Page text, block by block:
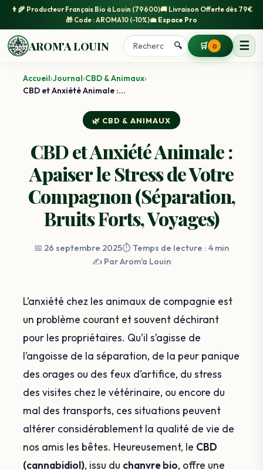
👨‍🌾 Producteur Français Bio à Louin (79600)🚚 Livraison Offertedès 79€
🎁 Code :AROMA10 (-10%)💼 Espace Pro
AROM'A LOUIN 🔍 🛒 0 ☰
Accueil›Journal›CBD & Animaux›
CBD et Anxiété Animale :...
🌿 CBD & ANIMAUX
CBD et Anxiété Animale :
Apaiser le Stress de Votre
Compagnon (Séparation,
Bruits Forts, Voyages)
📅 26 septembre 2025⏱️ Temps de lecture : 4 min
✍️ Par Arom'a Louin
L’anxiété chez les animaux de compagnie est
un problème courant et souvent déchirant
pour les propriétaires. Qu’il s’agisse de
l’angoisse de la séparation, de la peur panique
des orages ou des feux d’artifice, du stress
des visites chez le vétérinaire, ou encore du
mal des transports, ces situations peuvent
altérer considérablement la qualité de vie de
nos amis les bêtes. Heureusement, le CBD
(cannabidiol), issu du chanvre bio, offre une